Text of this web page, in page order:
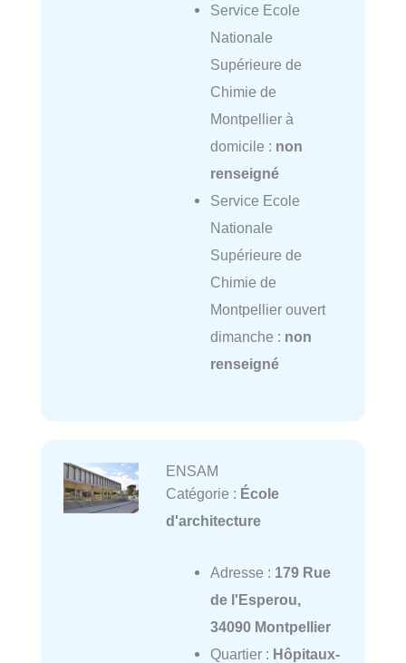
Service Ecole
Nationale
Supérieure de
Chimie de
Montpellier à
domicile : non
renseigné
Service Ecole
Nationale
Supérieure de
Chimie de
Montpellier ouvert
dimanche : non
renseigné
ENSAM
Catégorie : École
d'architecture
Adresse : 179 Rue
de l'Esperou,
34090 Montpellier
Quartier : Hôpitaux-